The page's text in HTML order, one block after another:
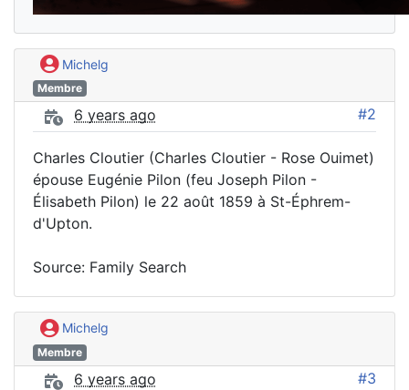
Michelg
Membre
6 years ago #2
Charles Cloutier (Charles Cloutier - Rose Ouimet)
épouse Eugénie Pilon (feu Joseph Pilon -
Élisabeth Pilon) le 22 août 1859 à St-Éphrem-
d'Upton.
Source: Family Search
Michelg
Membre
6 years ago #3